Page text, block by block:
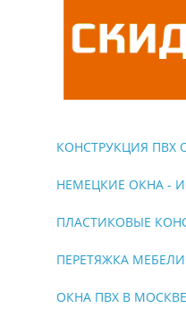
КОНСТРУКЦИЯ ПВХ
НЕМЕЦКИЕ ОКНА -
ПЛАСТИКОВЫЕ
ПЕРЕТЯЖКА МЕБЕЛИ
ОКНА ПВХ В МОСКВЕ